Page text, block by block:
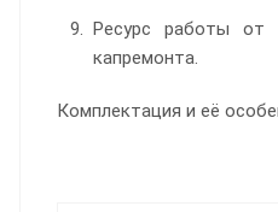
Ресурс работы
капремонта.
Комплектация и её